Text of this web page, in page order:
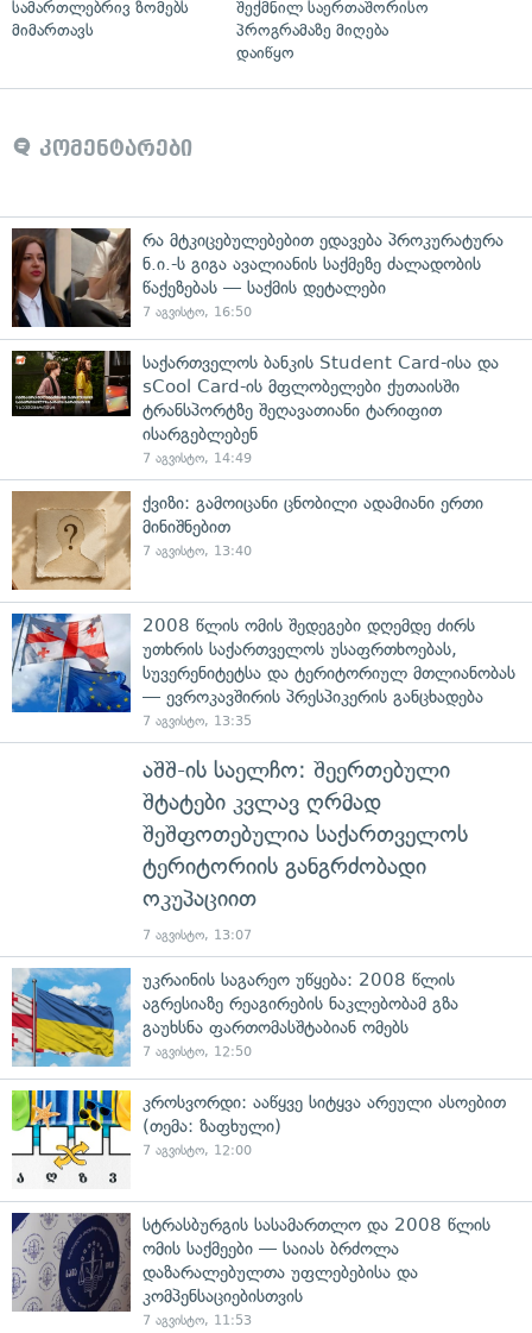
სამართლებრივ ზომებს
მიმართავს
შექმნილ საერთაშორისო
პროგრამაზე მიღება
დაიწყო
კომენტარები
რა მტკიცებულებებით ედავება პროკურატურა
ნ.ი.-ს გიგა ავალიანის საქმეზე ძალადობის
წაქეზებას — საქმის დეტალები
7 აგვისტო, 16:50
საქართველოს ბანკის Student Card-ისა და
sCool Card-ის მფლობელები ქუთაისში
ტრანსპორტზე შეღავათიანი ტარიფით
ისარგებლებენ
7 აგვისტო, 14:49
ქვიზი: გამოიცანი ცნობილი ადამიანი ერთი
მინიშნებით
7 აგვისტო, 13:40
2008 წლის ომის შედეგები დღემდე ძირს
უთხრის საქართველოს უსაფრთხოებას,
სუვერენიტეტსა და ტერიტორიულ მთლიანობას
— ევროკავშირის პრესპიკერის განცხადება
7 აგვისტო, 13:35
აშშ-ის საელჩო: შეერთებული
შტატები კვლავ ღრმად
შეშფოთებულია საქართველოს
ტერიტორიის განგრძობადი
ოკუპაციით
7 აგვისტო, 13:07
უკრაინის საგარეო უწყება: 2008 წლის
აგრესიაზე რეაგირების ნაკლებობამ გზა
გაუხსნა ფართომასშტაბიან ომებს
7 აგვისტო, 12:50
კროსვორდი: ააწყვე სიტყვა არეული ასოებით
(თემა: ზაფხული)
7 აგვისტო, 12:00
სტრასბურგის სასამართლო და 2008 წლის
ომის საქმეები — საიას ბრძოლა
დაზარალებულთა უფლებებისა და
კომპენსაციებისთვის
7 აგვისტო, 11:53